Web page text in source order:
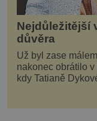
Nejdůležitější
důvěra
Už byl zase
nakonec obrátilo
kdy Tatianě
kolega a